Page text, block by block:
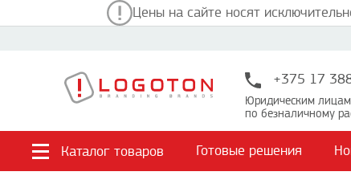
Цены на сайте носят
+375 17
Юридическим лицам
по безналичному
Каталог товаров Готовые решения